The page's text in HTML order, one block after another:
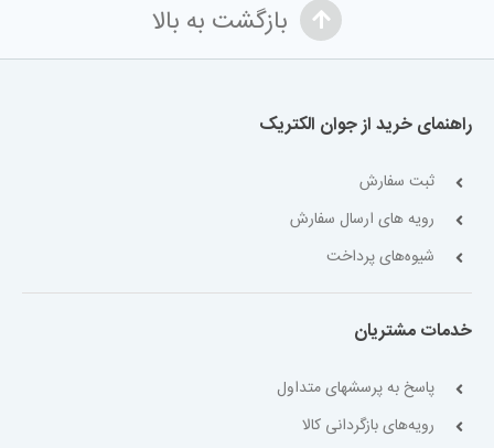
بازگشت به بالا
راهنمای خرید از جوان الکتریک
ثبت سفارش
رویه های ارسال سفارش
شیوه‌های پرداخت
خدمات مشتریان
پاسخ به پرسشهای متداول
رویه‌های بازگردانی کالا